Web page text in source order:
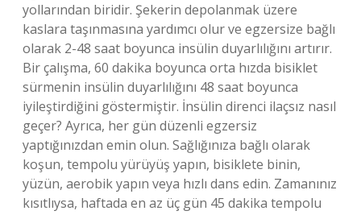
yollarından biridir. Şekerin depolanmak üzere
kaslara taşınmasına yardımcı olur ve egzersize bağlı
olarak 2-48 saat boyunca insülin duyarlılığını artırır.
Bir çalışma, 60 dakika boyunca orta hızda bisiklet
sürmenin insülin duyarlılığını 48 saat boyunca
iyileştirdiğini göstermiştir. İnsülin direnci ilaçsız nasıl
geçer? Ayrıca, her gün düzenli egzersiz
yaptığınızdan emin olun. Sağlığınıza bağlı olarak
koşun, tempolu yürüyüş yapın, bisiklete binin,
yüzün, aerobik yapın veya hızlı dans edin. Zamanınız
kısıtlıysa, haftada en az üç gün 45 dakika tempolu